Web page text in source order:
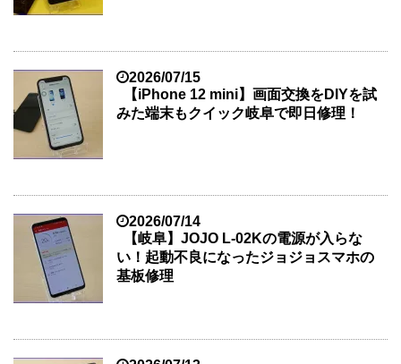
2026/07/15
【iPhone 12 mini】画面交換をDIYを試
みた端末もクイック岐阜で即日修理！
2026/07/14
【岐阜】JOJO L-02Kの電源が入らな
い！起動不良になったジョジョスマホの
基板修理